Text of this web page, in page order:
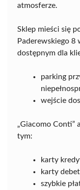
atmosferze.
Sklep mieści się
Paderewskiego 8
dostępnym dla
parking
wejście
„Giacomo Conti”
tym:
karty
karty
szybkie